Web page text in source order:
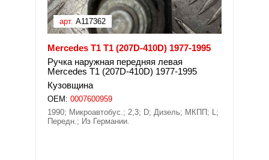
арт. A117362
Mercedes T1 T1 (207D-410D) 1977-1995
Ручка наружная передняя левая
Mercedes T1 (207D-410D) 1977-1995
Кузовщина
OEM: 0007600959
1990; Микроавтобус.; 2,3; D; Дизель; МКПП; L;
Передн.; Из Германии.